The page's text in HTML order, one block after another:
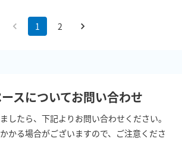
1 2
スについてお問い合わせ
したら、下記よりお問い合わせください。
かる場合がございますので、ご注意くださ